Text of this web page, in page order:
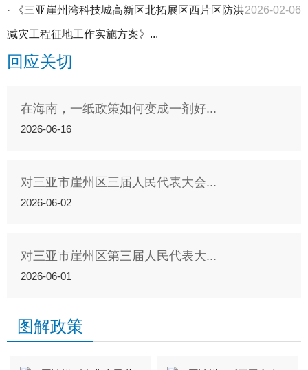
2026-02-06
· 《三亚崖州湾科技城高新区北拓展区西片区防洪
减灾工程征地工作实施方案》...
回应关切
在海南，一纸政策如何变成一剂好...
2026-06-16
对三亚市崖州区三届人民代表大会...
2026-06-02
对三亚市崖州区第三届人民代表大...
2026-06-01
图解政策